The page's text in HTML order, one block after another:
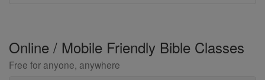
Online / Mobile Friendly Bible Classes
Free for anyone, anywhere